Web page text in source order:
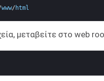
www/ html
μεταβείτε στο web